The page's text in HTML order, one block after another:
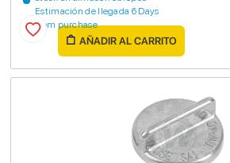
Estimación de llegada 6 Days
from purchase
AÑADIR AL CARRITO